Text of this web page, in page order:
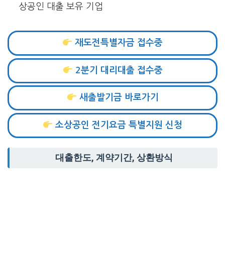
상공인 대출 보유 기업
재도전특별자금 접수중
2분기 대리대출 접수중
새출발기금 바로가기
소상공인 전기요금 특별지원 신청
대출한도, 계약기간, 상환방식